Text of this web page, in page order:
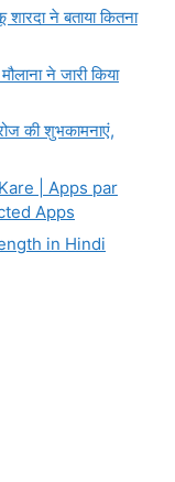
ने बताया कितना
ने जारी किया
की शुभकामनाएं,
| Apps par
Apps
in Hindi